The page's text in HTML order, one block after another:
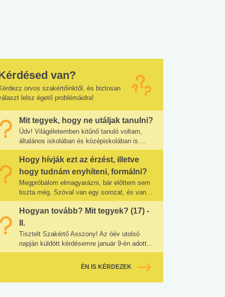
van?
orvos szakértőinktől, és biztosan
lelsz égető problémáidra!
Mit tegyek, hogy ne utáljak tanulni?
Üdv! Világéletemben kitűnő tanuló voltam,
általános iskolában és középiskolában is....
Hogy hívják ezt az érzést, illetve
hogy tudnám enyhíteni, formálni?
Megpróbálom elmagyarázni, bár előttem sem
tiszta még. Szóval van egy sorozat, és van...
Hogyan tovább? Mit tegyek? (17) -
II.
Tisztelt Szakértő Asszony! Az óév utolsó
napján küldött kérdésemre január 9-én adott...
ÉN IS KÉRDEZEK